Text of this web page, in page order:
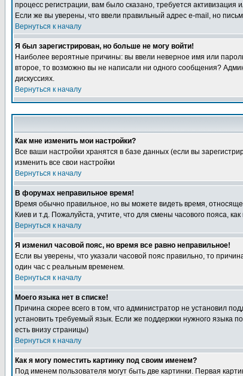
процесс регистрации, вам было сказано, требуется
Если же вы уверены, что ввели правильный адрес e-mail, но
Вернуться к началу
Я был зарегистрирован, но больше не могу войти!
Наиболее вероятные причины: вы ввели неверное имя или
второе, то возможно вы не написали ни одного сообщения?
дискуссиях.
Вернуться к началу
Как мне изменить мои настройки?
Все ваши настройки хранятся в базе данных (если вы
изменить все свои настройки
Вернуться к началу
В форумах неправильное время!
Время обычно правильное, но вы можете видеть время,
Киев и т.д. Пожалуйста, учтите, что для смены часового пояса,
Вернуться к началу
Я изменил часовой пояс, но время все равно неправильное!
Если вы уверены, что указали часовой пояс правильно, то
один час с реальным временем.
Вернуться к началу
Моего языка нет в списке!
Причина скорее всего в том, что администратор не установил
установить требуемый язык. Если же поддержки нужного языка
есть внизу страницы)
Вернуться к началу
Как я могу поместить картинку под своим именем?
Под именем пользователя могут быть две картинки. Первая